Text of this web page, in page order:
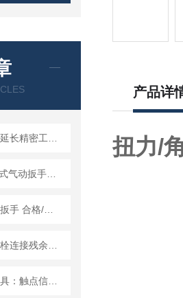
产品详
扭力/